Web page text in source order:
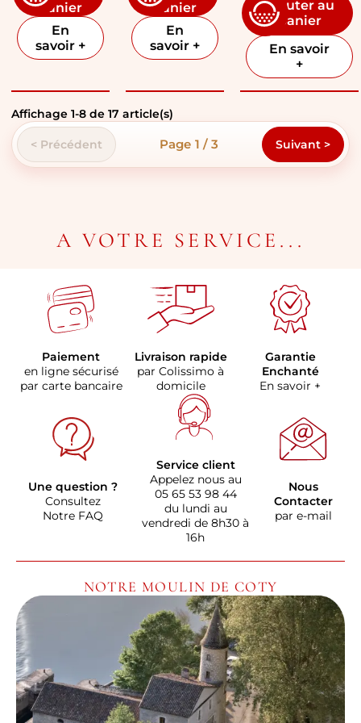
panier
En
savoir +
panier
En
savoir +
Ajouter au
panier
En savoir
+
Affichage 1-8 de 17 article(s)
< Précédent Page 1 / 3 Suivant >
A VOTRE SERVICE...
Paiement
en ligne sécurisé
par carte bancaire
Livraison rapide
par Colissimo à
domicile
Garantie
Enchanté
En savoir +
Une question ?
Consultez
Notre FAQ
Service client
Appelez nous au
05 65 53 98 44
du lundi au
vendredi de 8h30 à
16h
Nous
Contacter
par e-mail
NOTRE MOULIN DE COTY